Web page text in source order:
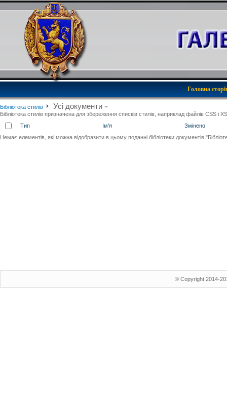
Головна
Бібліотека стилів Усі документи
Бібліотека стилів призначена для збереження списків стилів, наприклад файлів CSS і
Тип
Ім'я
Змінено
Немає елементів, які можна відобразити в цьому поданні бібліотеки документів
© Copyright 2014-